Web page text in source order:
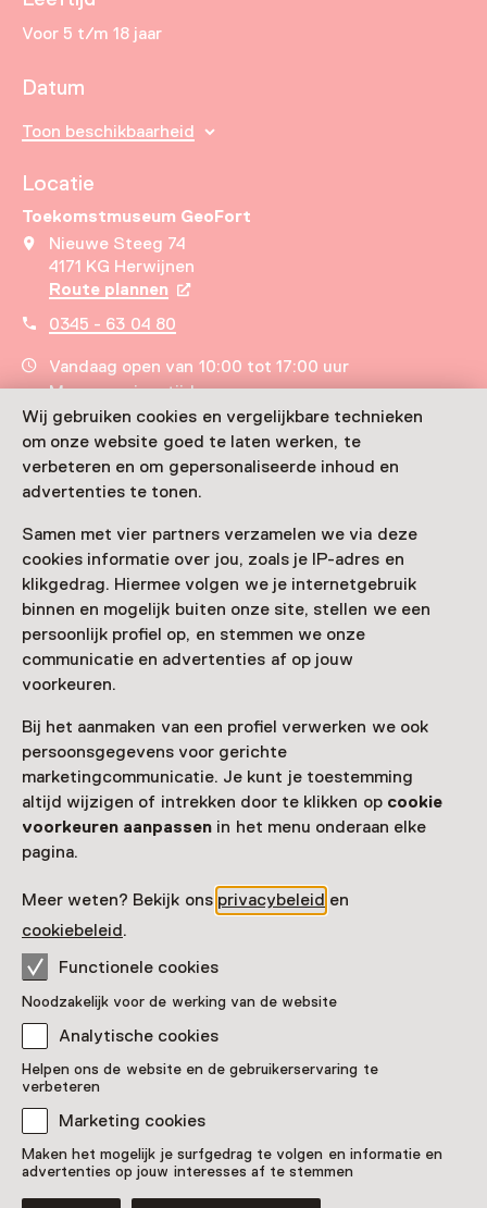
Wij gebruiken cookies en vergelijkbare technieken
om onze website goed te laten werken, te
verbeteren en om gepersonaliseerde inhoud en
advertenties te tonen.
Samen met vier partners verzamelen we via deze
cookies informatie over jou, zoals je IP-adres en
klikgedrag. Hiermee volgen we je internetgebruik
binnen en mogelijk buiten onze site, stellen we een
persoonlijk profiel op, en stemmen we onze
communicatie en advertenties af op jouw
voorkeuren.
Bij het aanmaken van een profiel verwerken we ook
persoonsgegevens voor gerichte
marketingcommunicatie. Je kunt je toestemming
altijd wijzigen of intrekken door te klikken op cookie
voorkeuren aanpassen in het menu onderaan elke
pagina.
Meer weten? Bekijk ons privacybeleid en
cookiebeleid.
Functionele cookies
Noodzakelijk voor de werking van de website
Analytische cookies
Helpen ons de website en de gebruikerservaring te
verbeteren
Marketing cookies
Maken het mogelijk je surfgedrag te volgen en informatie en
advertenties op jouw interesses af te stemmen
Voor 5 t/m 18 jaar
Datum
Toon beschikbaarheid
Locatie
Toekomstmuseum GeoFort
Nieuwe Steeg 74
4171 KG Herwijnen
Route plannen Opent in een nieuw tabblad
0345 - 63 04 80
Vandaag open van 10:00 tot 17:00 uur
Meer openingstijden
Toekomstmuseum
GeoFort
Vaste collectie
Reis naar de kern van de Aarde!